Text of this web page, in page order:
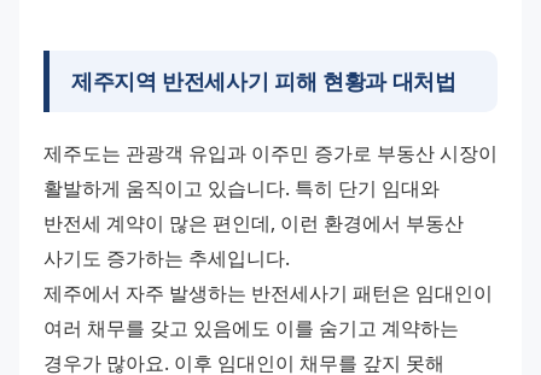
제주지역 반전세사기 피해 현황과 대처법
제주도는 관광객 유입과 이주민 증가로 부동산 시장이
활발하게 움직이고 있습니다. 특히 단기 임대와
반전세 계약이 많은 편인데, 이런 환경에서 부동산
사기도 증가하는 추세입니다.
제주에서 자주 발생하는 반전세사기 패턴은 임대인이
여러 채무를 갖고 있음에도 이를 숨기고 계약하는
경우가 많아요. 이후 임대인이 채무를 갚지 못해